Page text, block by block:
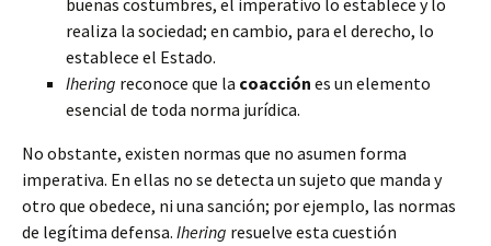
buenas costumbres, el imperativo lo establece y lo
realiza la sociedad; en cambio, para el derecho, lo
establece el Estado.
Ihering reconoce que la coacción es un elemento
esencial de toda norma jurídica.
No obstante, existen normas que no asumen forma
imperativa. En ellas no se detecta un sujeto que manda y
otro que obedece, ni una sanción; por ejemplo, las normas
de legítima defensa. Ihering resuelve esta cuestión